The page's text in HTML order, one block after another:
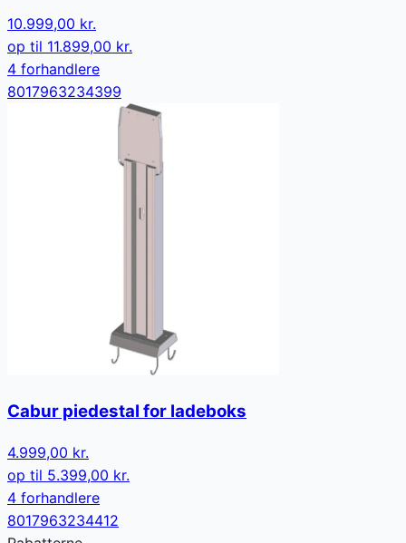
10.999,00 kr.
op til 11.899,00 kr.
4 forhandlere
8017963234399
Cabur piedestal for ladeboks
4.999,00 kr.
op til 5.399,00 kr.
4 forhandlere
8017963234412